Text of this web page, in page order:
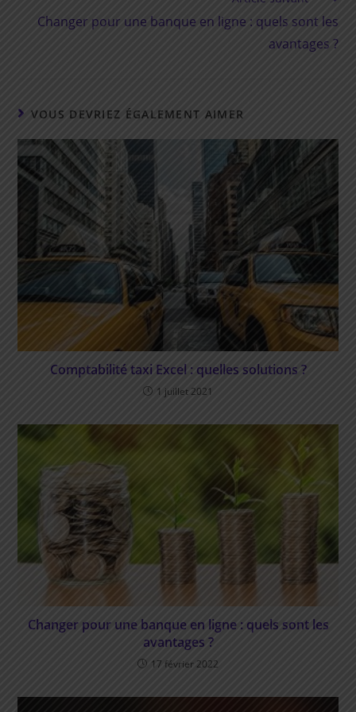
Changer pour une banque en ligne : quels sont les
avantages ?
VOUS DEVRIEZ ÉGALEMENT AIMER
Comptabilité taxi Excel : quelles solutions ?
1 juillet 2021
Changer pour une banque en ligne : quels sont les
avantages ?
17 février 2022